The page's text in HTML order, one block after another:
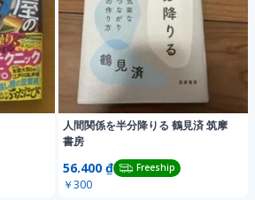
人間関係を半分降りる 鶴見済 筑摩
書房
56.400 ₫ Freeship
￥300